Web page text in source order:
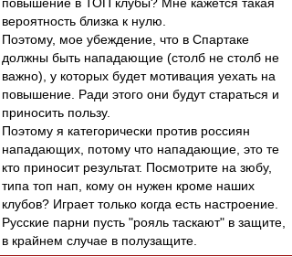
вероятность близка к нулю.
Поэтому, мое убеждение, что в Спартаке
должны быть нападающие (столб не столб не
важно), у которых будет мотивация уехать на
повышение. Ради этого они будут стараться и
приносить пользу.
Поэтому я категорически против россиян
нападающих, потому что нападающие, это те
кто приносит результат. Посмотрите на зюбу,
типа топ нап, кому он нужен кроме наших
клубов? Играет только когда есть настроение.
Русские парни пусть "рояль таскают" в защите,
в крайнем случае в полузащите.